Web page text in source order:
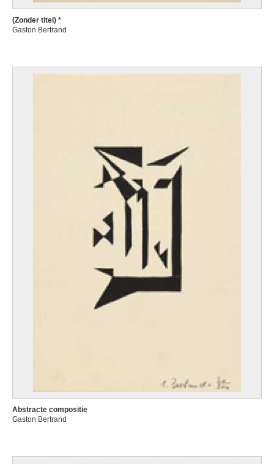
(Zonder titel) *
Gaston Bertrand
Abstracte compositie
Gaston Bertrand